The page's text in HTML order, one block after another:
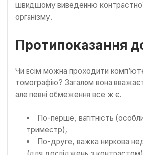
швидшому виведенню
організму.
Протипоказання
Чи всім можна проходити
томографію? Загалом вона
але певні обмеження все ж є.
По-перше, вагітність
триместр);
По-друге, важка ниркова
(для досліджень з